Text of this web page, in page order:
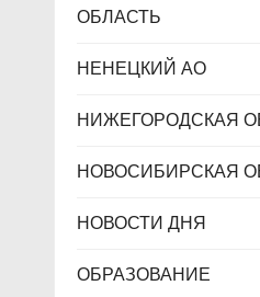
ОБЛАСТЬ
НЕНЕЦКИЙ АО
НИЖЕГОРОДСКАЯ
НОВОСИБИРСКАЯ
НОВОСТИ ДНЯ
ОБРАЗОВАНИЕ